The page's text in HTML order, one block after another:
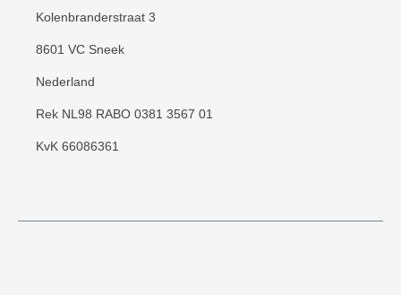
Kolenbranderstraat 3
8601 VC Sneek
Nederland
Rek NL98 RABO 0381 3567 01
KvK 66086361